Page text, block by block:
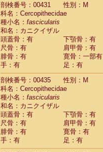
剖検番号：00431
性別：M
科名：Cercopithecidae
種小名： fascicularis
和名：カニクイザル
頭蓋骨：有
下顎骨：有
尺骨：有
肩甲骨：有
腓骨：有
寛骨：一部有
手：有
足：有
剖検番号：00435
性別：M
科名：Cercopithecidae
種小名： fascicularis
和名：カニクイザル
頭蓋骨：有
下顎骨：有
尺骨：有
肩甲骨：有
腓骨：有
寛骨：有
手：有
足：有